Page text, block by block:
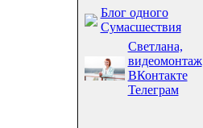
Блог одного
Сумасшествия
Светлана,
видеомонтаж
ВКонтакте
Телеграм